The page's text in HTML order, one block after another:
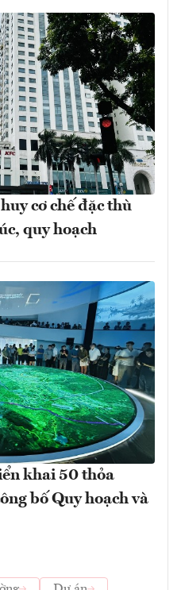
cơ chế đặc thù
quy hoạch
khai 50 thỏa
bố Quy hoạch và